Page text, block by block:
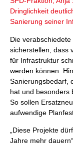
Dringlichkeit
Sanierung seiner
Die
sicherstellen, dass
für Infrastruktur
werden können.
Sanierungsbedarf,
hat und besonders
So sollen
aufwendige
„Diese Projekte
Jahre mehr